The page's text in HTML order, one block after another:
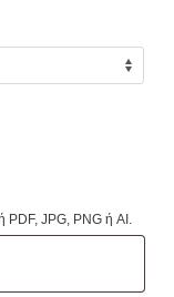
PDF, JPG, PNG ή AI.